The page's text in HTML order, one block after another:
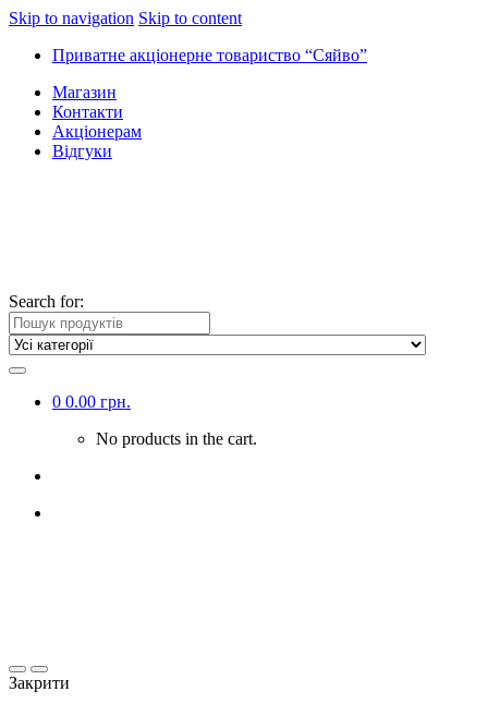
Skip to navigation Skip to content
Приватне акціонерне товариство “Сяйво”
Магазин
Контакти
Акціонерам
Відгуки
Search for:
0 0.00 грн.
No products in the cart.
Закрити